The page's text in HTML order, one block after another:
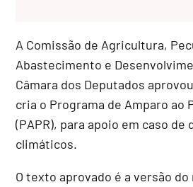
A Comissão de Agricultura,
Abastecimento e
Câmara dos Deputados
cria o Programa de Amparo ao
(PAPR), para apoio em caso de
climáticos.
O texto aprovado é a versão